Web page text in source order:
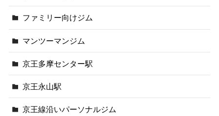
ファミリー向けジム
マンツーマンジム
京王多摩センター駅
京王永山駅
京王線沿いパーソナルジム